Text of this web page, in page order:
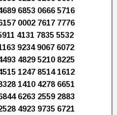
6853 0666 5716
0002 7617 7776
4131 7835 5532
9234 9067 6072
4829 5210 8225
1247 8514 1612
1410 4278 6651
6263 2559 2883
4923 9735 6721